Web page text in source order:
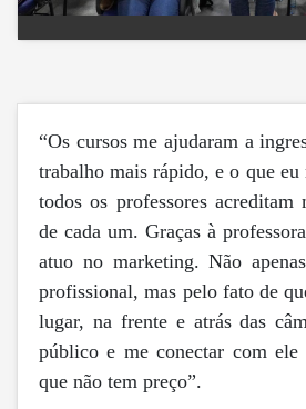
“Os cursos me ajudaram a
trabalho mais rápido, e o que
todos os professores
de cada um. Graças à
atuo no marketing. Não
profissional, mas pelo fato de
lugar, na frente e atrás das
público e me conectar com ele
que não tem preço”.